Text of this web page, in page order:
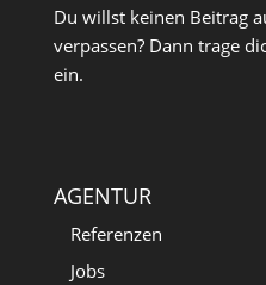
Du willst keinen Beitrag
verpassen? Dann trage
ein.
AGENTUR
Referenzen
Jobs